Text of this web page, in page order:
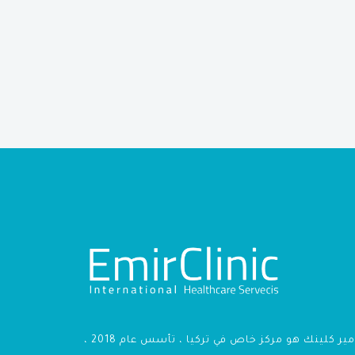
أمير كلينك هو مركز خاص في تركيا ، تأسس عام 2018 ،